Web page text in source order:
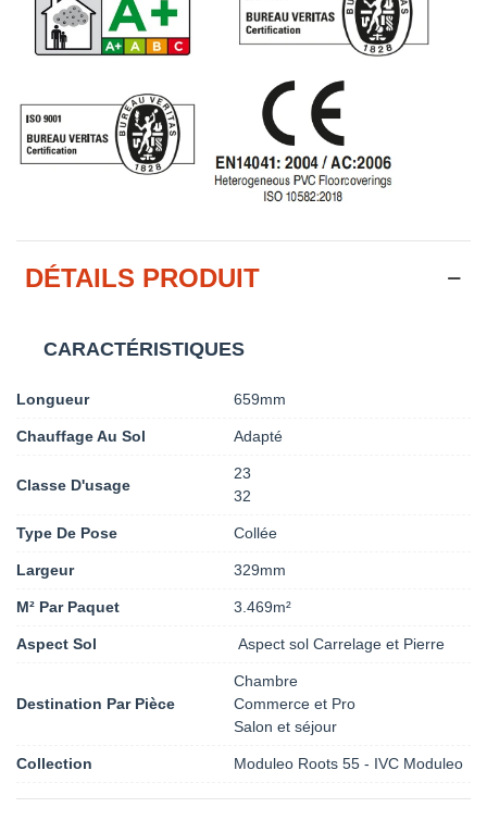
DÉTAILS PRODUIT
CARACTÉRISTIQUES
Longueur 659mm
Chauffage Au Sol Adapté
Classe D'usage
23
32
Type De Pose Collée
Largeur 329mm
M² Par Paquet 3.469m²
Aspect Sol Aspect sol Carrelage et Pierre
Destination Par Pièce
Chambre
Commerce et Pro
Salon et séjour
Collection Moduleo Roots 55 - IVC Moduleo